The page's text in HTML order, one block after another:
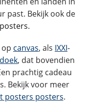
past. Bekijk ook de
.
canvas, als IXXI-
, dat bovendien
prachtig cadeau
Bekijk voor meer
posters posters.